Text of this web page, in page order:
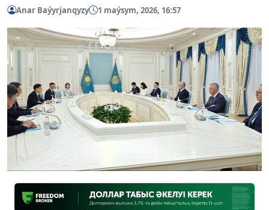
Anar Baýyrjanqyzy 1 maýsym, 2026, 16:57